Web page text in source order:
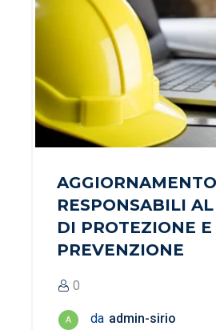
RESPONSABILI
DI PROTEZIONE E
PREVENZIONE
0
A da admin-sirio